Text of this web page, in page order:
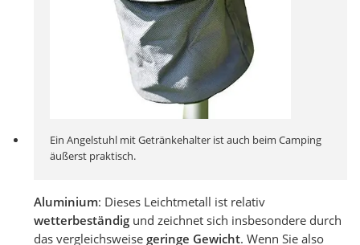
Ein Angelstuhl mit Getränkehalter ist auch beim Camping
äußerst praktisch.
Aluminium: Dieses Leichtmetall ist relativ
wetterbeständig und zeichnet sich insbesondere durch
das vergleichsweise geringe Gewicht. Wenn Sie also